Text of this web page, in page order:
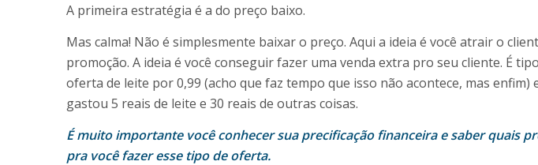
A primeira estratégia é a do preço baixo.
Mas calma! Não é simplesmente baixar o preço. Aqui a ideia é você atrair o
promoção. A ideia é você conseguir fazer uma venda extra pro seu cliente. É
oferta de leite por 0,99 (acho que faz tempo que isso não acontece, mas enfim)
gastou 5 reais de leite e 30 reais de outras coisas.
É muito importante você conhecer sua precificação financeira e saber quais
pra você fazer esse tipo de oferta.